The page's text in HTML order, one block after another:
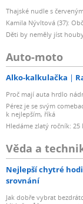
Thajské nudle s
Kamila Nývltová (37):
Děti by neměly jíst
Auto-moto
Alko-kalkulačka
Proč mají auta hrdlo
Pérez je se svým
k nejlepším, říká
Hledáme zlatý ročník:
Věda a
Nejlepší chytré
srovnání
Jak dobře vybrat